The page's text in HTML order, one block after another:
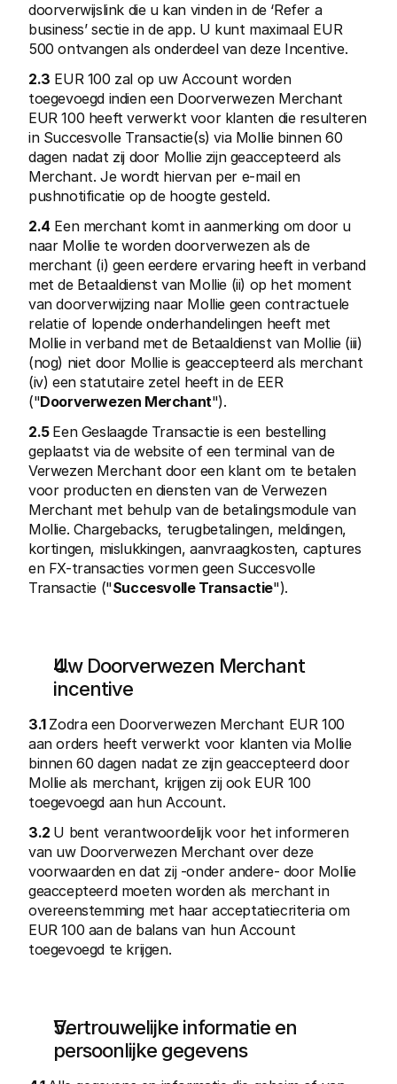
doorverwijslink die u kan vinden in de ‘Refer a
business’ sectie in de app. U kunt maximaal EUR
500 ontvangen als onderdeel van deze Incentive.
2.3 EUR 100 zal op uw Account worden
toegevoegd indien een Doorverwezen Merchant
EUR 100 heeft verwerkt voor klanten die resulteren
in Succesvolle Transactie(s) via Mollie binnen 60
dagen nadat zij door Mollie zijn geaccepteerd als
Merchant. Je wordt hiervan per e-mail en
pushnotificatie op de hoogte gesteld.
2.4 Een merchant komt in aanmerking om door u
naar Mollie te worden doorverwezen als de
merchant (i) geen eerdere ervaring heeft in verband
met de Betaaldienst van Mollie (ii) op het moment
van doorverwijzing naar Mollie geen contractuele
relatie of lopende onderhandelingen heeft met
Mollie in verband met de Betaaldienst van Mollie (iii)
(nog) niet door Mollie is geaccepteerd als merchant
(iv) een statutaire zetel heeft in de EER
("Doorverwezen Merchant").
2.5 Een Geslaagde Transactie is een bestelling
geplaatst via de website of een terminal van de
Verwezen Merchant door een klant om te betalen
voor producten en diensten van de Verwezen
Merchant met behulp van de betalingsmodule van
Mollie. Chargebacks, terugbetalingen, meldingen,
kortingen, mislukkingen, aanvraagkosten, captures
en FX-transacties vormen geen Succesvolle
Transactie ("Succesvolle Transactie").
Uw Doorverwezen Merchant
incentive
3.1 Zodra een Doorverwezen Merchant EUR 100
aan orders heeft verwerkt voor klanten via Mollie
binnen 60 dagen nadat ze zijn geaccepteerd door
Mollie als merchant, krijgen zij ook EUR 100
toegevoegd aan hun Account.
3.2 U bent verantwoordelijk voor het informeren
van uw Doorverwezen Merchant over deze
voorwaarden en dat zij -onder andere- door Mollie
geaccepteerd moeten worden als merchant in
overeenstemming met haar acceptatiecriteria om
EUR 100 aan de balans van hun Account
toegevoegd te krijgen.
Vertrouwelijke informatie en
persoonlijke gegevens